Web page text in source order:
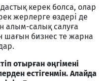
керек болса, олар
жерлерге өздері де
алым-салық салуға
шағын бизнес те жарна
отырған әңгімені
естігенмін. Алайда